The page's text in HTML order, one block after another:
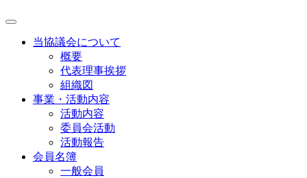
当協議会について
概要
代表理事挨拶
組織図
事業・活動内容
活動内容
委員会活動
活動報告
会員名簿
一般会員